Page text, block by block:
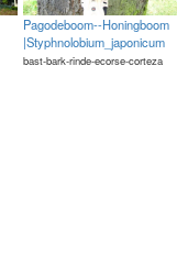
Pagodeboom--Honingboom
|Styphnolobium_japonicum
bast-bark-rinde-ecorse-corteza